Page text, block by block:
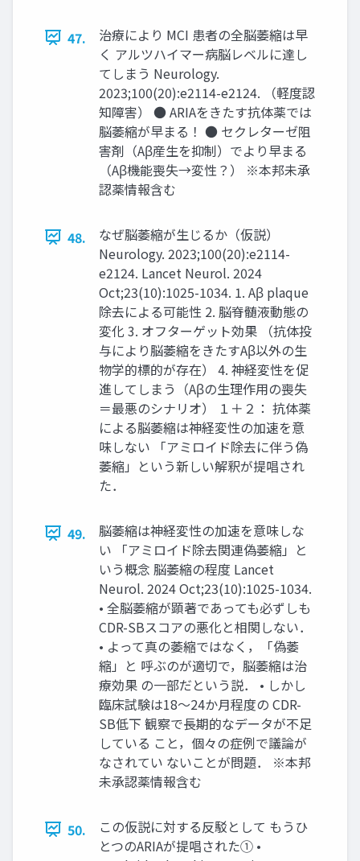
47.
治療により MCI 患者の全脳萎縮は早
く アルツハイマー病脳レベルに達し
てしまう Neurology.
2023;100(20):e2114-e2124. （軽度認
知障害） ● ARIAをきたす抗体薬では
脳萎縮が早まる！ ● セクレターゼ阻
害剤（Aβ産生を抑制）でより早まる
（Aβ機能喪失→変性？） ※本邦未承
認薬情報含む
48.
なぜ脳萎縮が生じるか（仮説）
Neurology. 2023;100(20):e2114-
e2124. Lancet Neurol. 2024
Oct;23(10):1025-1034. 1. Aβ plaque
除去による可能性 2. 脳脊髄液動態の
変化 3. オフターゲット効果 （抗体投
与により脳萎縮をきたすAβ以外の生
物学的標的が存在） 4. 神経変性を促
進してしまう（Aβの生理作用の喪失
＝最悪のシナリオ） １＋２： 抗体薬
による脳萎縮は神経変性の加速を意
味しない 「アミロイド除去に伴う偽
萎縮」という新しい解釈が提唱され
た．
49.
脳萎縮は神経変性の加速を意味しな
い 「アミロイド除去関連偽萎縮」と
いう概念 脳萎縮の程度 Lancet
Neurol. 2024 Oct;23(10):1025-1034.
• 全脳萎縮が顕著であっても必ずしも
CDR-SBスコアの悪化と相関しない．
• よって真の萎縮ではなく，「偽萎
縮」と 呼ぶのが適切で，脳萎縮は治
療効果 の一部だという説． • しかし
臨床試験は18〜24か月程度の CDR-
SB低下 観察で長期的なデータが不足
している こと，個々の症例で議論が
なされてい ないことが問題． ※本邦
未承認薬情報含む
50.
この仮説に対する反駁として もうひ
とつのARIAが提唱された① •